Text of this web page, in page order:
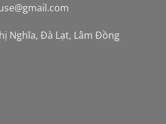
Nghĩa, Đà Lạt, Lâm Đồng